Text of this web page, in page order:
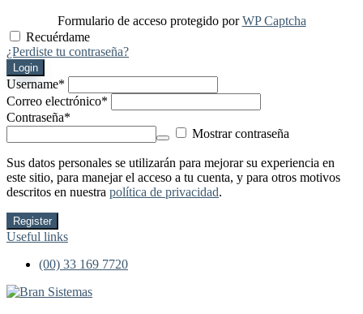
Formulario de acceso protegido porWP Captcha
Recuérdame
¿Perdiste tu contraseña?
Login
Username*
Correo electrónico*
Contraseña*
Mostrar contraseña
Sus datos personales se utilizarán para mejorar su experiencia en
este sitio, para manejar el acceso a tu cuenta, y para otros motivos
descritos en nuestra política de privacidad.
Register
Useful links
(00) 33 169 7720